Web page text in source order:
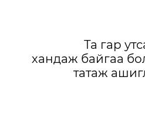
Та гар
хандаж байгаа
татаж